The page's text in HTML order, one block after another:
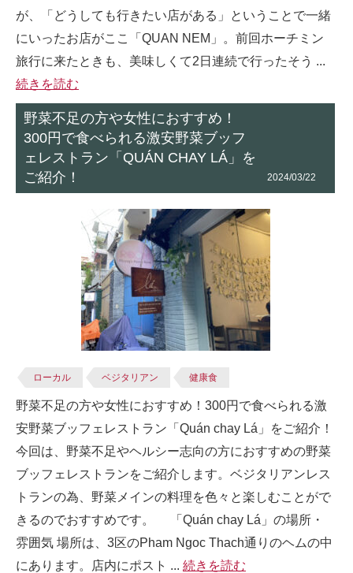
が、「どうしても行きたい店がある」ということで一緒
にいったお店がここ「QUAN NEM」。前回ホーチミン
旅行に来たときも、美味しくて2日連続で行ったそう ...
続きを読む
野菜不足の方や女性におすすめ！
300円で食べられる激安野菜ブッフ
ェレストラン「QUÁN CHAY LÁ」を
ご紹介！
2024/03/22
ローカル ベジタリアン 健康食
野菜不足の方や女性におすすめ！300円で食べられる激
安野菜ブッフェレストラン「Quán chay Lá」をご紹介！
今回は、野菜不足やヘルシー志向の方におすすめの野菜
ブッフェレストランをご紹介します。ベジタリアンレス
トランの為、野菜メインの料理を色々と楽しむことがで
きるのでおすすめです。 「Quán chay Lá」の場所・
雰囲気 場所は、3区のPham Ngoc Thach通りのヘムの中
にあります。店内にポスト ... 続きを読む